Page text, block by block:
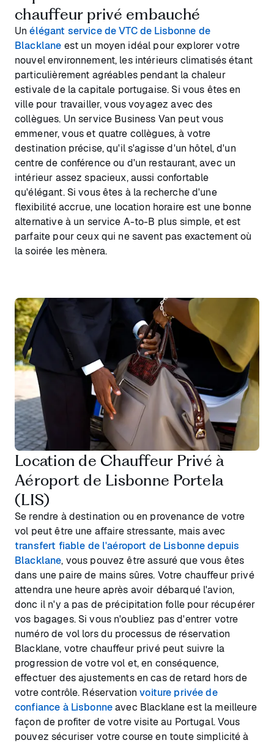
chauffeur privé embauché
Unélégant service de VTC de Lisbonne de
Blacklane est un moyen idéal pour explorer votre
nouvel environnement, les intérieurs climatisés étant
particulièrement agréables pendant la chaleur
estivale de la capitale portugaise. Si vous êtes en
ville pour travailler, vous voyagez avec des
collègues. Un service Business Van peut vous
emmener, vous et quatre collègues, à votre
destination précise, qu'il s'agisse d'un hôtel, d'un
centre de conférence ou d'un restaurant, avec un
intérieur assez spacieux, aussi confortable
qu'élégant. Si vous êtes à la recherche d'une
flexibilité accrue, une location horaire est une bonne
alternative à un service A-to-B plus simple, et est
parfaite pour ceux qui ne savent pas exactement où
la soirée les mènera.
Location de Chauffeur Privé à
Aéroport de Lisbonne Portela
(LIS)
Se rendre à destination ou en provenance de votre
vol peut être une affaire stressante, mais avec
transfert fiable de l'aéroport de Lisbonne depuis
Blacklane, vous pouvez être assuré que vous êtes
dans une paire de mains sûres. Votre chauffeur privé
attendra une heure après avoir débarqué l'avion,
donc il n'y a pas de précipitation folle pour récupérer
vos bagages. Si vous n'oubliez pas d'entrer votre
numéro de vol lors du processus de réservation
Blacklane, votre chauffeur privé peut suivre la
progression de votre vol et, en conséquence,
effectuer des ajustements en cas de retard hors de
votre contrôle. Réservationvoiture privée de
confiance à Lisbonneavec Blacklane est la meilleure
façon de profiter de votre visite au Portugal. Vous
pouvez sécuriser votre course en toute simplicité à